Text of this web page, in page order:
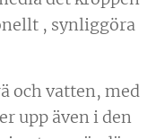
, synliggöra
och vatten, med
upp även i den